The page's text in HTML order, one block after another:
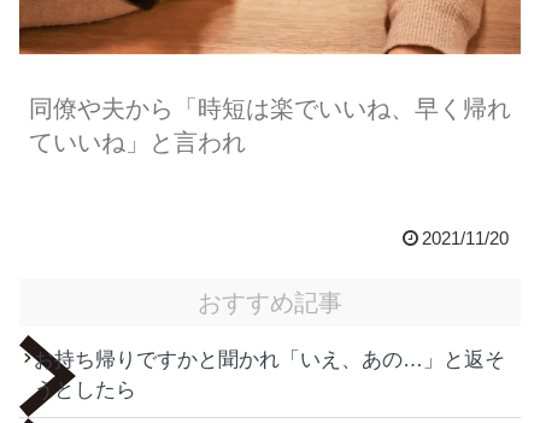
同僚や夫から「時短は楽でいいね、早く帰れ
ていいね」と言われ
2021/11/20
おすすめ記事
お持ち帰りですかと聞かれ「いえ、あの…」と返そ
うとしたら